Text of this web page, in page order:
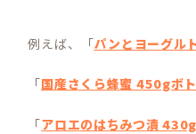
例えば、「パンとヨーグル
「国産さくら蜂蜜 450gボ
「アロエのはちみつ漬